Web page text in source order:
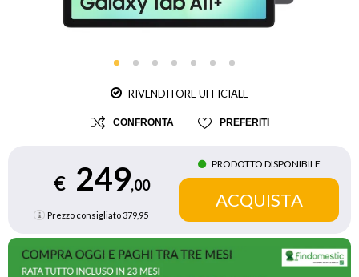
RIVENDITORE UFFICIALE
CONFRONTA PREFERITI
€ 249,00
Prezzo consigliato379,95
PRODOTTO DISPONIBILE